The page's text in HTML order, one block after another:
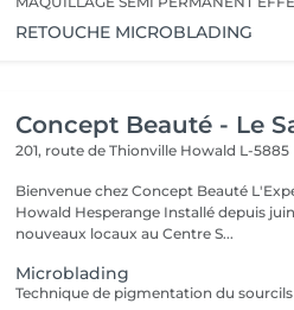
RETOUCHE MICROBLADING
Concept Beauté - Le
201, route de Thionville Howald L-5885
Bienvenue chez Concept Beauté L'Expérience Beauté & Bien-Être à
Howald Hesperange Installé depuis
nouveaux locaux au Centre S...
Microblading
Technique de pigmentation du